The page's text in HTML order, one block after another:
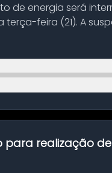
de energia será
terça-feira (21). A
para realização